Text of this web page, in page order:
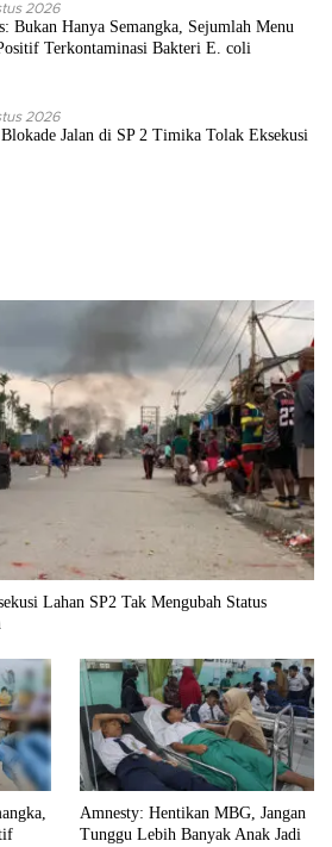
2026
Bukan Hanya Semangka, Sejumlah Menu
Terkontaminasi Bakteri E. coli
2026
Jalan di SP 2 Timika Tolak Eksekusi
Lahan SP2 Tak Mengubah Status
Amnesty: Hentikan MBG, Jangan
Tunggu Lebih Banyak Anak Jadi